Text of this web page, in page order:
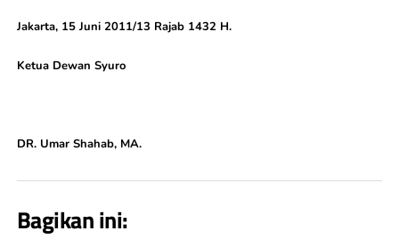
Jakarta, 15 Juni 2011/13 Rajab 1432 H.
Ketua Dewan Syuro
DR. Umar Shahab, MA.
Bagikan ini: